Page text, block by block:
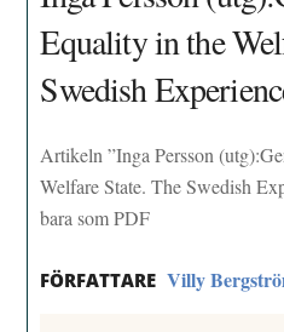
Equality in the
Swedish
Artikeln ”Inga Persson
Welfare State. The Swedish
bara som PDF
FÖRFATTARE Villy